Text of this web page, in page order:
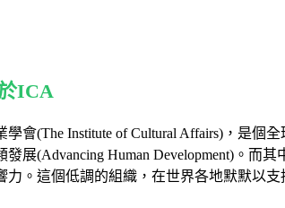
ICA
(The Institute of Cultural Affairs)，是個
(Advancing Human Development)。而
。這個低調的組織，在世界各地默默以支